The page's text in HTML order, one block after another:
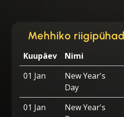
Mehhiko
Kuupäev Nimi
01 Jan
New Year's
Day
01 Jan
New Year's